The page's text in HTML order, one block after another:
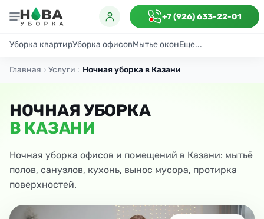
+7 (926) 633-22-01
Уборка квартирУборка офисовМытье оконЕще...
ГенеральнаяПоддерживающаяПосле ремонта
Главная Услуги Ночная уборка в Казани
НОЧНАЯ УБОРКА
В КАЗАНИ
Ночная уборка офисов и помещений в Казани: мытьё
полов, санузлов, кухонь, вынос мусора, протирка
поверхностей.